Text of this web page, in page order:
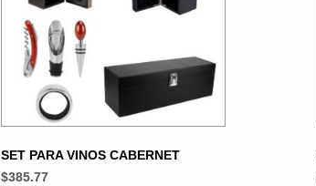
SET PARA VINOS CABERNET
$385.77